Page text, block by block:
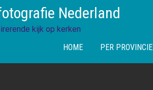
Nederland
kijk op kerken
HOME
PER PROVINCIE